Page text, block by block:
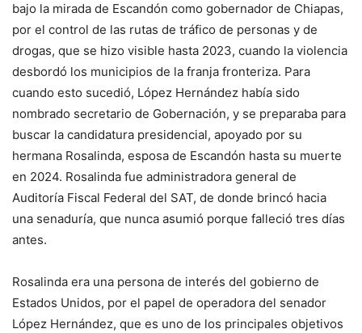
bajo la mirada de Escandón como gobernador de Chiapas,
por el control de las rutas de tráfico de personas y de
drogas, que se hizo visible hasta 2023, cuando la violencia
desbordó los municipios de la franja fronteriza. Para
cuando esto sucedió, López Hernández había sido
nombrado secretario de Gobernación, y se preparaba para
buscar la candidatura presidencial, apoyado por su
hermana Rosalinda, esposa de Escandón hasta su muerte
en 2024. Rosalinda fue administradora general de
Auditoría Fiscal Federal del SAT, de donde brincó hacia
una senaduría, que nunca asumió porque falleció tres días
antes.
Rosalinda era una persona de interés del gobierno de
Estados Unidos, por el papel de operadora del senador
López Hernández, que es uno de los principales objetivos